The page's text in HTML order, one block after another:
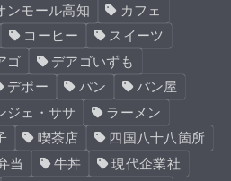
ンモール高知
カフェ
コーヒー
スイーツ
ゴ
デアゴいずも
デポー パン
パン屋
ジェ・ササ
ラーメン
喫茶店
四国八十八箇所
当 牛丼
現代企業社